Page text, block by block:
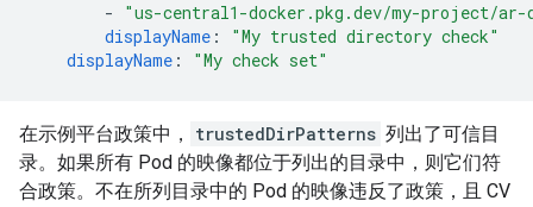
-
"us-central1-docker.pkg.dev/my-project/
displayName : "My trusted directory check"
displayName : "My check set"
在示例平台政策中， trustedDirPatterns 列出了可信目
录。如果所有 Pod 的映像都位于列出的目录中，则它们符
合政策。不在所列目录中的 Pod 的映像违反了政策，且 CV